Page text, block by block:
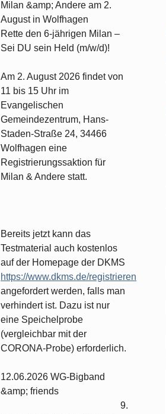
Milan &amp; Andere am 2.
August in Wolfhagen
Rette den 6-jährigen Milan –
Sei DU sein Held (m/w/d)!
Am 2. August 2026 findet von
11 bis 15 Uhr im
Evangelischen
Gemeindezentrum, Hans-
Staden-Straße 24, 34466
Wolfhagen eine
Registrierungssaktion für
Milan & Andere statt.
Bereits jetzt kann das
Testmaterial auch kostenlos
auf der Homepage der DKMS
https://www.dkms.de/registrieren
angefordert werden, falls man
verhindert ist. Dazu ist nur
eine Speichelprobe
(vergleichbar mit der
CORONA-Probe) erforderlich.
12.06.2026 WG-Bigband
&amp; friends
9.